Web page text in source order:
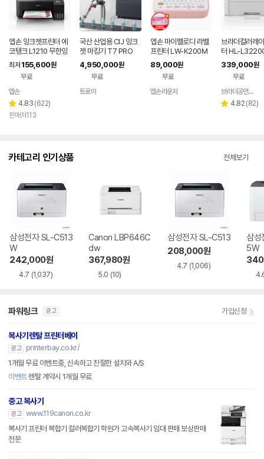
엡손 잉크젯프린터 에
코탱크 L1210 무한잉
크
최저 155,600원
무료
엡손
별
점
4.83 리
뷰
(622)
판매처113
국산 산업용 CIJ 잉크
젯 마킹기 T7 PRO
4,950,000원
무료
트로이
엡손 마이멜로디 라벨
프린터 LW-K200M
M
89,000원
무료
엡손라운지
브라더컬러레
터 HL-
품토너1세트포
신제품 높은내
컴팩트한 사이
339,000원
무료
브라더공인스토어
별 4.82 리
(82)
카테고리 인기상품 전체보기
삼성전자 SL-C513
W
242,000원
4.7 (1,037)
Canon LBP646C
dw
367,980원
5.0 (10)
삼성전자 SL-C513
208,000원
4.7 (1,006)
삼성
5W
파워링크 광고 가입신청
복사기렌탈 프린터베이
광고
printerbay.co.kr/
1개월 무료 이벤트중, 신속하고 친절한 설치와 A/S
이벤트렌탈 계약시 1개월 무료
중고 복사기
광고 www.119canon.co.kr
복사기 프린터 복합기 컬러복합기 학원가 고속복사기 임대 판매 보상판매
전문